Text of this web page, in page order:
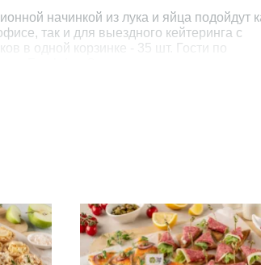
начинкой из лука и яйца подойдут
так и для выездного кейтеринга с
в одной корзинке - 35 шт. Гости по
Freshday. Заказать мини пирожки с
сайте или по телефону.